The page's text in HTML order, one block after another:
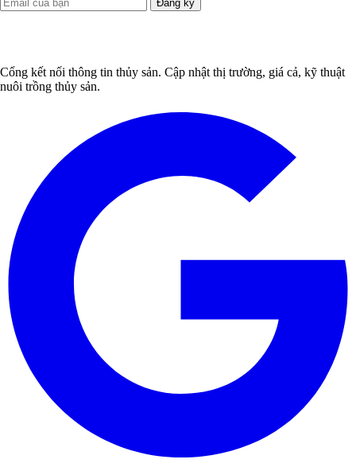
Đăng ký
Cổng kết nối thông tin thủy sản. Cập nhật thị trường, giá cả, kỹ thuật
nuôi trồng thủy sản.